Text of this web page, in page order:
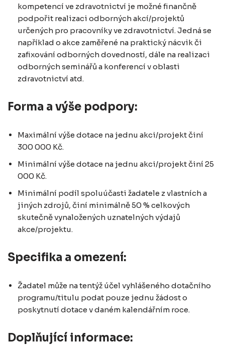
kompetencí ve zdravotnictví je možné finančně
podpořit realizaci odborných akcí/projektů
určených pro pracovníky ve zdravotnictví. Jedná se
například o akce zaměřené na praktický nácvik či
zafixování odborných dovedností, dále na realizaci
odborných seminářů a konferencí v oblasti
zdravotnictví atd.
Forma a výše podpory:
Maximální výše dotace na jednu akci/projekt činí
300 000 Kč.
Minimální výše dotace na jednu akci/projekt činí 25
000 Kč.
Minimální podíl spoluúčasti žadatele z vlastních a
jiných zdrojů, činí minimálně 50 % celkových
skutečně vynaložených uznatelných výdajů
akce/projektu.
Specifika a omezení:
Žadatel může na tentýž účel vyhlášeného dotačního
programu/titulu podat pouze jednu žádost o
poskytnutí dotace v daném kalendářním roce.
Doplňující informace: